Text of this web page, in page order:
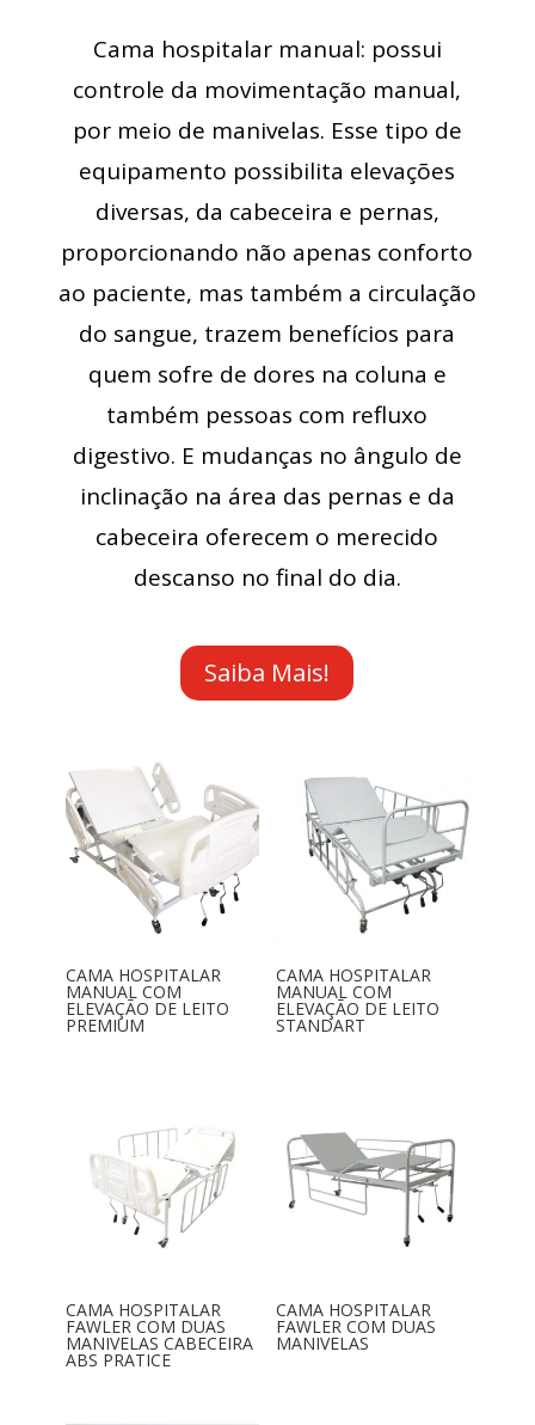
Cama hospitalar manual: possui
controle da movimentação manual,
por meio de manivelas. Esse tipo de
equipamento possibilita elevações
diversas, da cabeceira e pernas,
proporcionando não apenas conforto
ao paciente, mas também a circulação
do sangue, trazem benefícios para
quem sofre de dores na coluna e
também pessoas com refluxo
digestivo. E mudanças no ângulo de
inclinação na área das pernas e da
cabeceira oferecem o merecido
descanso no final do dia.
Saiba Mais!
CAMA HOSPITALAR
MANUAL COM
ELEVAÇÃO DE LEITO
PREMIUM
CAMA HOSPITALAR
MANUAL COM
ELEVAÇÃO DE LEITO
STANDART
CAMA HOSPITALAR
FAWLER COM DUAS
MANIVELAS CABECEIRA
ABS PRATICE
CAMA HOSPITALAR
FAWLER COM DUAS
MANIVELAS